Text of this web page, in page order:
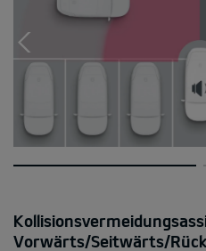
Vorwärts/Seitwärts/